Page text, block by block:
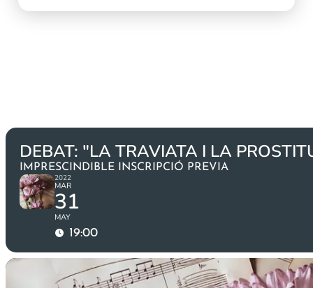
DEBAT: "LA TRAVIATA I LA
IMPRESCINDIBLE INSCRIPCIÓ PREVIA
2022
MAR
31
MAY
19:00